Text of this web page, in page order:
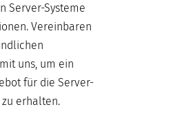
Server-Systeme
Vereinbaren
uns, um ein
für die Server-
erhalten.